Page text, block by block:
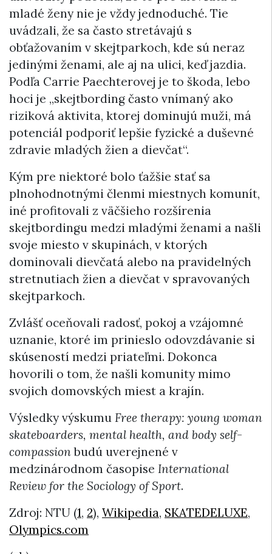
mladé ženy nie je vždy jednoduché. Tie
uvádzali, že sa často stretávajú s
obťažovaním v skejtparkoch, kde sú neraz
jedinými ženami, ale aj na ulici, keď jazdia.
Podľa Carrie Paechterovej je to škoda, lebo
hoci je „skejtbording často vnímaný ako
riziková aktivita, ktorej dominujú muži, má
potenciál podporiť lepšie fyzické a duševné
zdravie mladých žien a dievčat“.
Kým pre niektoré bolo ťažšie stať sa
plnohodnotnými členmi miestnych komunít,
iné profitovali z väčšieho rozšírenia
skejtbordingu medzi mladými ženami a našli
svoje miesto v skupinách, v ktorých
dominovali dievčatá alebo na pravidelných
stretnutiach žien a dievčat v spravovaných
skejtparkoch.
Zvlášť oceňovali radosť, pokoj a vzájomné
uznanie, ktoré im prinieslo odovzdávanie si
skúseností medzi priateľmi. Dokonca
hovorili o tom, že našli komunity mimo
svojich domovských miest a krajín.
Výsledky výskumu Free therapy: young woman
skateboarders, mental health, and body self-
compassionbudú uverejnené v
medzinárodnom časopise International
Review for the Sociology of Sport.
Zdroj: NTU (1, 2), Wikipedia, SKATEDELUXE,
Olympics.com